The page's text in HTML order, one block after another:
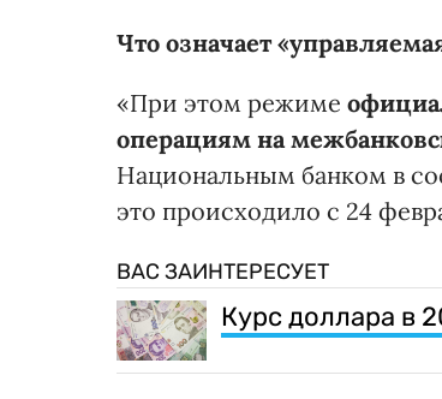
Что означает
«При этом режиме
операциям на
Национальным банком в
это происходило с 24
ВАС ЗАИНТЕРЕСУЕТ
Курс доллара в